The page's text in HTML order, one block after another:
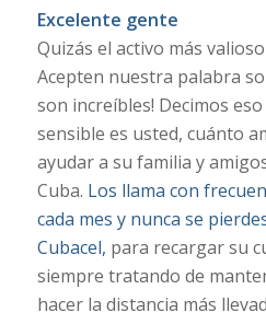
Excelente gente
Quizás el activo más
Acepten nuestra palabra
son increíbles! Decimos
sensible es usted, cuánto
ayudar a su familia y
Cuba. Los llama con
cada mes y nunca se
Cubacel, para recargar su
siempre tratando de
hacer la distancia más